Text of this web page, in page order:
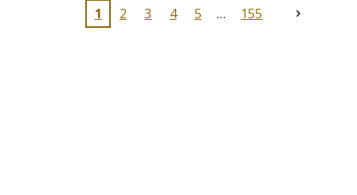
1
2 3 4 5 155